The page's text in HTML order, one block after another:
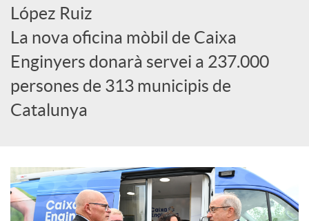
r
d
e
o
López Ruiz
La nova oficina mòbil de Caixa
Enginyers donarà servei a 237.000
persones de 313 municipis de
Catalunya